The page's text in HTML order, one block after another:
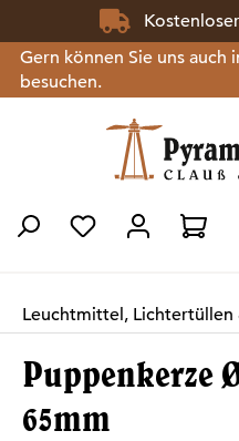
Zum Hauptinhalt springen
Gern können Sie uns auch
besuchen.
Du hast 0
Leuchtmittel, Lichtertüllen
Puppenkerze
65mm